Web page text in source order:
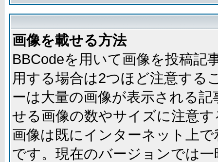
画像を載せる方法
BBCodeを用いて画像を投稿記
用する場合は2つほど注意する
ーは大量の画像が表示される
せる画像の数やサイズに注意
画像は既にインターネット上
です。現在のバージョンでは